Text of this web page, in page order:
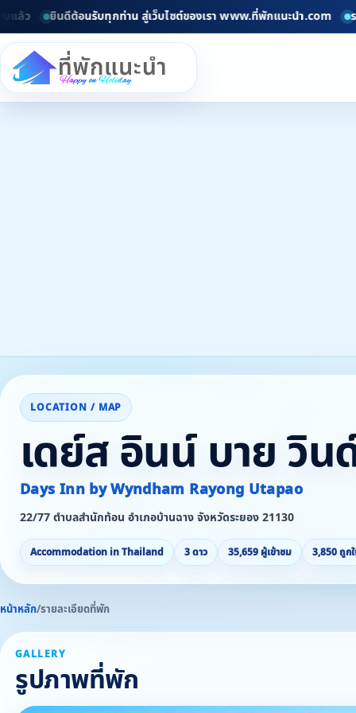
มที่พักทั่วไทยอัพเดททุกวัน ค้นหาที่พักง่ายๆ และปลอดภัย จองอุ่นใจ
LOCATION / MAP
เดย์ส อินน์ บาย วิน
Days Inn by Wyndham Rayong Utapao
22/77 ตำบลสำนักท้อน อำเภอบ้านฉาง จังหวัดระยอง 21130
Accommodation in Thailand 3 ดาว 35,659 ผู้เข้าชม 3,850 ถูก
หน้าหลัก/รายละเอียดที่พัก
GALLERY
รูปภาพที่พัก